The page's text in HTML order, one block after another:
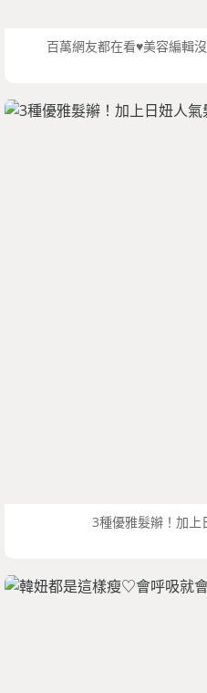
百萬網友都在看♥美容編輯
3種優雅髮辮！加上